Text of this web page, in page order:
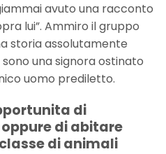
avuto una racconto
lui”. Ammiro il gruppo
storia assolutamente
una signora ostinato
uomo prediletto.
di
di abitare
di animali